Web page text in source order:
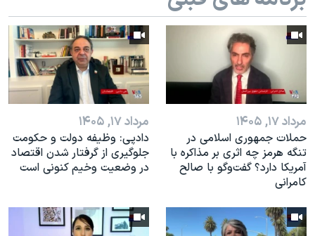
نرگس محمدی برنده جایزه نوبل صلح
همایش محافظه‌کاران آمریکا «سی‌پک»
صفحه‌های ویژه
سفر پرزیدنت ترامپ به چین
مرداد ۱۷, ۱۴۰۵
حملات جمهوری اسلامی در
تنگه هرمز چه اثری بر مذاکره با
آمریکا دارد؟ گفت‌وگو با صالح
کامرانی
مرداد ۱۷, ۱۴۰۵
دادپی: وظیفه دولت و حکومت
جلوگیری از گرفتار شدن اقتصاد
در وضعیت وخیم کنونی است